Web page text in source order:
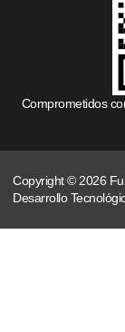
Comprometidos
Copyright © 2026
Desarrollo